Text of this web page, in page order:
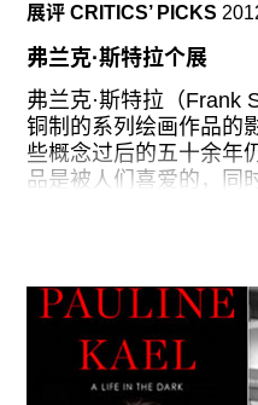
作比较。一些人很配合
不过，幸运的是，《纽
开设了专栏“提笔闻香”
术进行探讨。那时起，
深一步的研究。我知道
者，支持者，为嗅觉艺
作为一种艺术媒介推广
展评 CRITICS’ PICKS
弗兰克·斯特拉个展
弗兰克·斯特拉（Frank
铜制的系列绘画作品的
些概念过后的五十余年
品是被人们喜爱的，同
级打击者和他的后继
世纪60年代中期的“量
克风格的画作）之间的
年李·洛萨诺（Lee
适用的评论：“如果一